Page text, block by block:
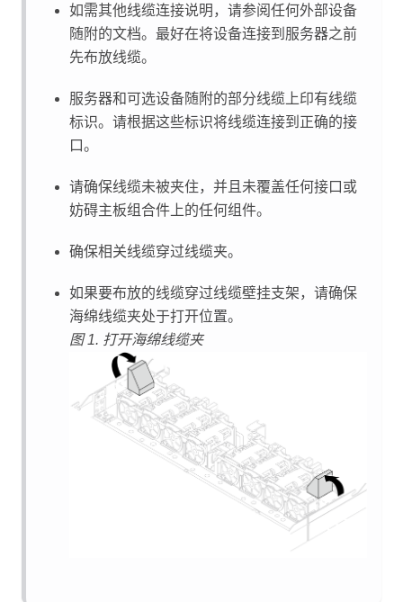
如需其他线缆连接说明，请参阅任何外部设备
随附的文档。最好在将设备连接到服务器之前
先布放线缆。
服务器和可选设备随附的部分线缆上印有线缆
标识。请根据这些标识将线缆连接到正确的接
口。
请确保线缆未被夹住，并且未覆盖任何接口或
妨碍主板组合件上的任何组件。
确保相关线缆穿过线缆夹。
如果要布放的线缆穿过线缆壁挂支架，请确保
海绵线缆夹处于打开位置。
图 1. 打开海绵线缆夹